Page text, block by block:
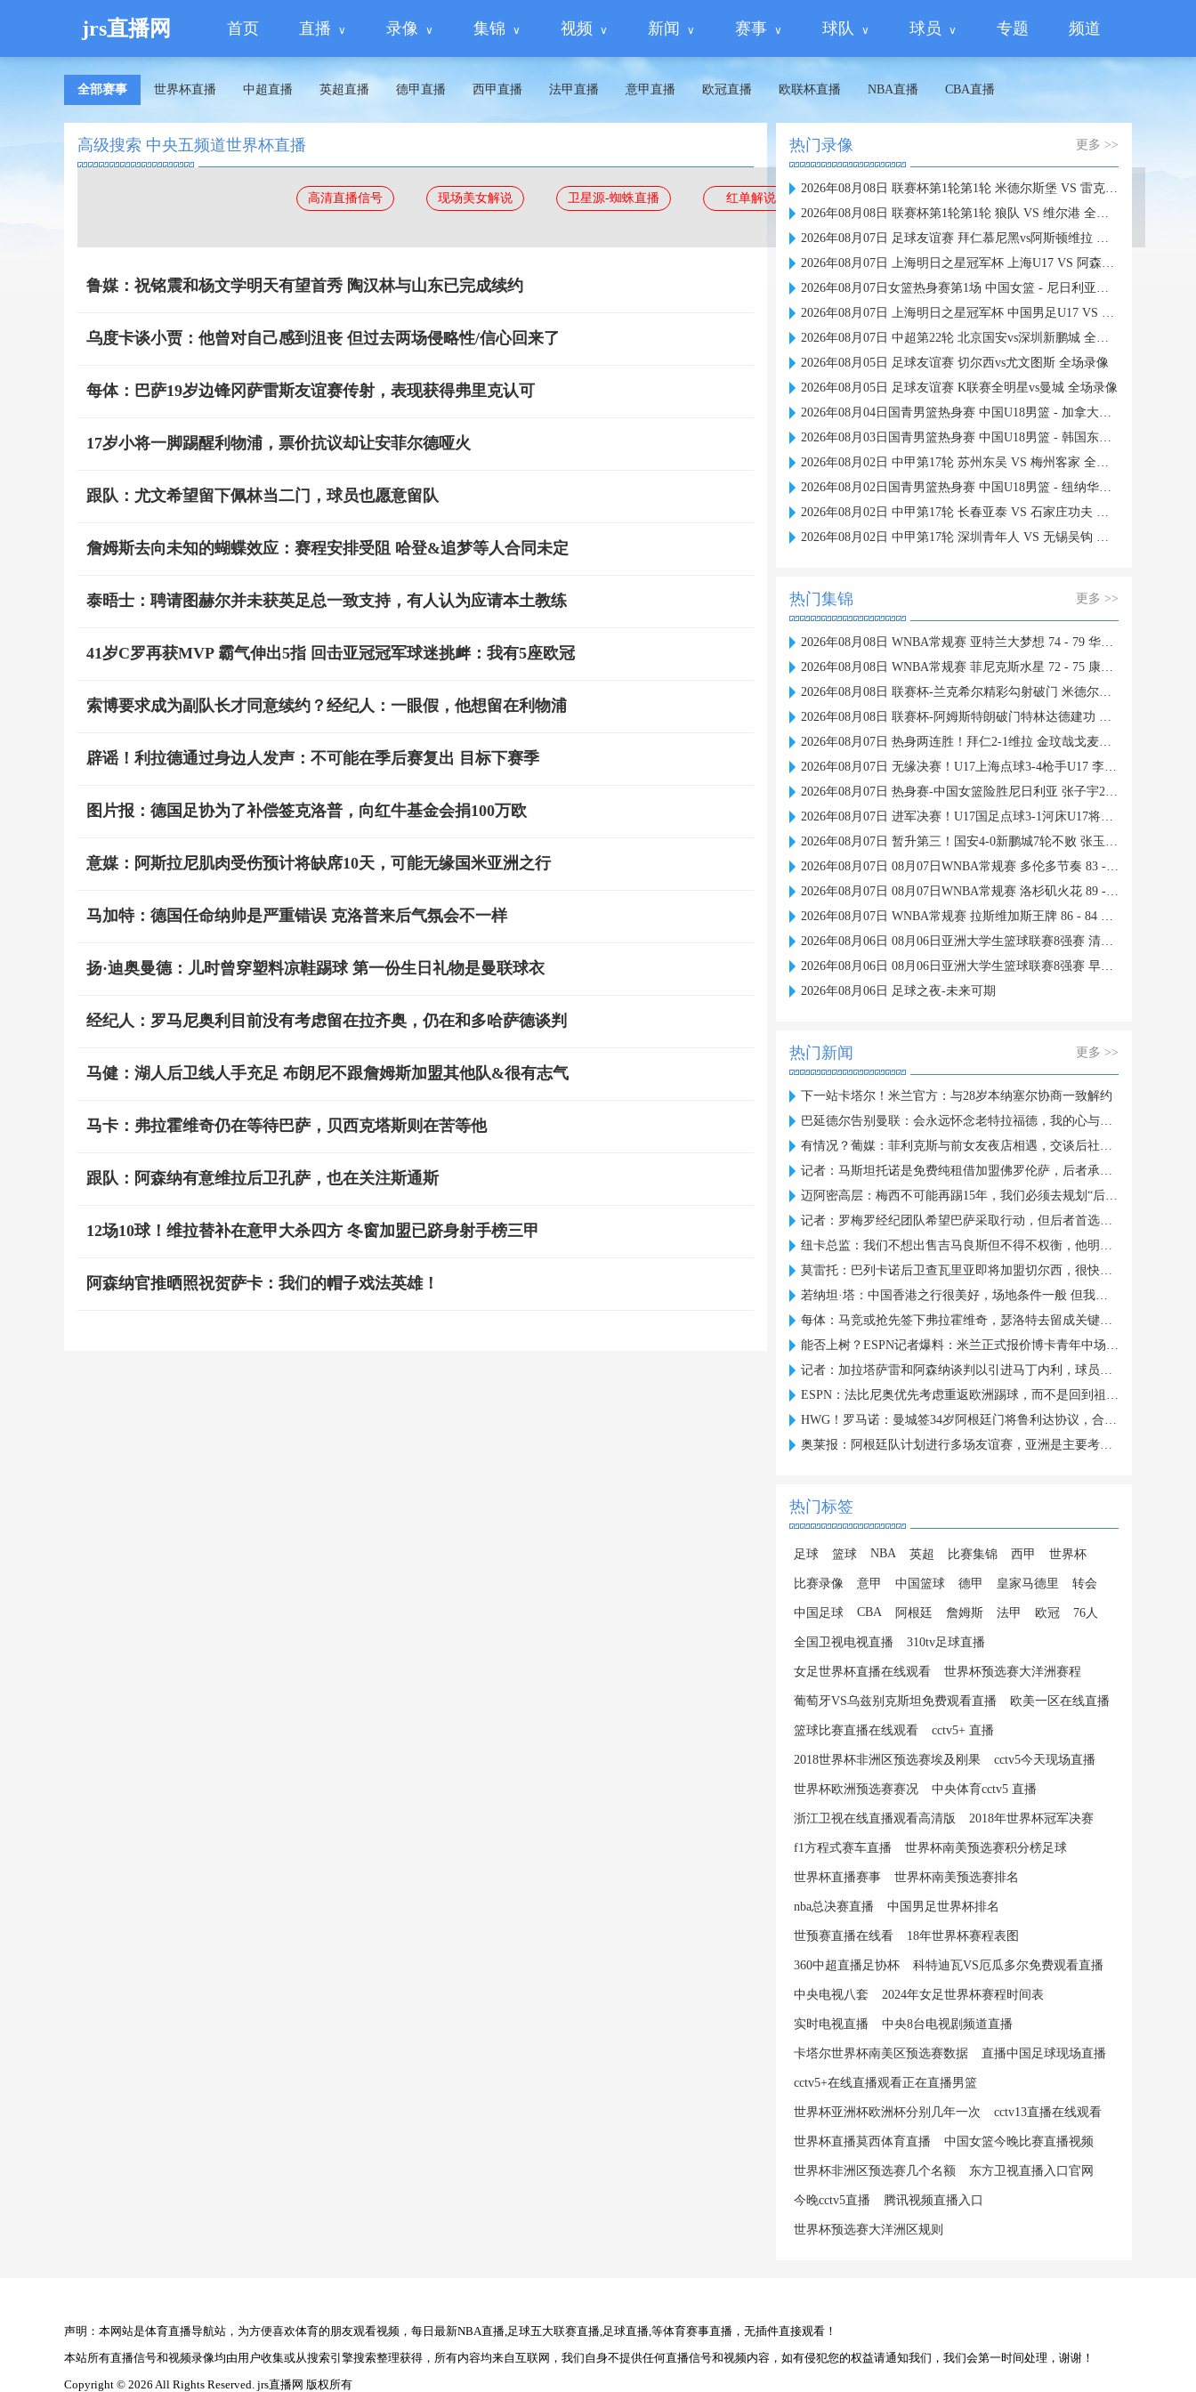
jrs直播网 首页 直播 录像 集锦 视频 新闻 赛事 球队 球员 专题 频道
全部赛事 世界杯直播 中超直播 英超直播 德甲直播 西甲直播 法甲直播 意甲直播 欧冠直播 欧联杯直播 NBA直播 CBA直播
高级搜索 中央五频道世界杯直播
高清直播信号 现场美女解说 卫星源-蜘蛛直播 红单解说 蜘蛛直播
鲁媒：祝铭震和杨文学明天有望首秀 陶汉林与山东已完成续约
乌度卡谈小贾：他曾对自己感到沮丧 但过去两场侵略性/信心回来了
每体：巴萨19岁边锋冈萨雷斯友谊赛传射，表现获得弗里克认可
17岁小将一脚踢醒利物浦，票价抗议却让安菲尔德哑火
跟队：尤文希望留下佩林当二门，球员也愿意留队
詹姆斯去向未知的蝴蝶效应：赛程安排受阻 哈登&追梦等人合同未定
泰晤士：聘请图赫尔并未获英足总一致支持，有人认为应请本土教练
41岁C罗再获MVP 霸气伸出5指 回击亚冠冠军球迷挑衅：我有5座欧冠
索博要求成为副队长才同意续约？经纪人：一眼假，他想留在利物浦
辟谣！利拉德通过身边人发声：不可能在季后赛复出 目标下赛季
图片报：德国足协为了补偿签克洛普，向红牛基金会捐100万欧
意媒：阿斯拉尼肌肉受伤预计将缺席10天，可能无缘国米亚洲之行
马加特：德国任命纳帅是严重错误 克洛普来后气氛会不一样
扬·迪奥曼德：儿时曾穿塑料凉鞋踢球 第一份生日礼物是曼联球衣
经纪人：罗马尼奥利目前没有考虑留在拉齐奥，仍在和多哈萨德谈判
马健：湖人后卫线人手充足 布朗尼不跟詹姆斯加盟其他队&很有志气
马卡：弗拉霍维奇仍在等待巴萨，贝西克塔斯则在苦等他
跟队：阿森纳有意维拉后卫孔萨，也在关注斯通斯
12场10球！维拉替补在意甲大杀四方 冬窗加盟已跻身射手榜三甲
阿森纳官推晒照祝贺萨卡：我们的帽子戏法英雄！
热门录像 更多 >>
2026年08月08日 联赛杯第1轮第1轮 米德尔斯堡 VS 雷克瑟姆 全场录像
2026年08月08日 联赛杯第1轮第1轮 狼队 VS 维尔港 全场录像
2026年08月07日 足球友谊赛 拜仁慕尼黑vs阿斯顿维拉 全场录像
2026年08月07日 上海明日之星冠军杯 上海U17 VS 阿森纳U17 全场录像
2026年08月07日女篮热身赛第1场 中国女篮 - 尼日利亚女篮 全场录像
2026年08月07日 上海明日之星冠军杯 中国男足U17 VS 河床U17 全场录像
2026年08月07日 中超第22轮 北京国安vs深圳新鹏城 全场录像
2026年08月05日 足球友谊赛 切尔西vs尤文图斯 全场录像
2026年08月05日 足球友谊赛 K联赛全明星vs曼城 全场录像
2026年08月04日国青男篮热身赛 中国U18男篮 - 加拿大大卫·安篮球学院 全场录像
2026年08月03日国青男篮热身赛 中国U18男篮 - 韩国东国大学 全场录像
2026年08月02日 中甲第17轮 苏州东吴 VS 梅州客家 全场录像
2026年08月02日国青男篮热身赛 中国U18男篮 - 纽纳华丁闪电队 全场录像
2026年08月02日 中甲第17轮 长春亚泰 VS 石家庄功夫 全场录像
2026年08月02日 中甲第17轮 深圳青年人 VS 无锡吴钩 全场录像
热门集锦 更多 >>
2026年08月08日 WNBA常规赛 亚特兰大梦想 74 - 79 华盛顿神秘人 全场集锦
2026年08月08日 WNBA常规赛 菲尼克斯水星 72 - 75 康涅狄格太阳 全场集锦
2026年08月08日 联赛杯-兰克希尔精彩勾射破门 米德尔斯堡1-0雷克瑟姆
2026年08月08日 联赛杯-阿姆斯特朗破门特林达德建功 狼队3-0维尔港
2026年08月07日 热身两连胜！拜仁2-1维拉 金玟哉戈麦斯破门迪亚斯替补建功
2026年08月07日 无缘决赛！U17上海点球3-4枪手U17 李秋甫、李文博失点王启戎扑点
2026年08月07日 热身赛-中国女篮险胜尼日利亚 张子宇24+11 杨舒予12+6
2026年08月07日 进军决赛！U17国足点球3-1河床U17将战阿森纳 江宇涵替补两扑点
2026年08月07日 暂升第三！国安4-0新鹏城7轮不败 张玉宁传射达万双响法比奥破门
2026年08月07日 08月07日WNBA常规赛 多伦多节奏 83 - 97 波特兰火焰 集锦
2026年08月07日 08月07日WNBA常规赛 洛杉矶火花 89 - 82 明尼苏达山猫 全场集锦
2026年08月07日 WNBA常规赛 拉斯维加斯王牌 86 - 84 印第安纳狂热 全场集锦
2026年08月06日 08月06日亚洲大学生篮球联赛8强赛 清华大学 85 - 81 菲律宾大学 集锦
2026年08月06日 08月06日亚洲大学生篮球联赛8强赛 早稻田大学 78 - 71 高丽大学 集锦
2026年08月06日 足球之夜-未来可期
热门新闻 更多 >>
下一站卡塔尔！米兰官方：与28岁本纳塞尔协商一致解约
巴延德尔告别曼联：会永远怀念老特拉福德，我的心与你们同在
有情况？葡媒：菲利克斯与前女友夜店相遇，交谈后社媒再次互关
记者：马斯坦托诺是免费纯租借加盟佛罗伦萨，后者承担全额薪水
迈阿密高层：梅西不可能再踢15年，我们必须去规划“后梅西时代”
记者：罗梅罗经纪团队希望巴萨采取行动，但后者首选引进罗德里
纽卡总监：我们不想出售吉马良斯但不得不权衡，他明确说出了意愿
莫雷托：巴列卡诺后卫查瓦里亚即将加盟切尔西，很快就会官方宣布
若纳坦·塔：中国香港之行很美好，场地条件一般 但我们踢得不错
每体：马竞或抢先签下弗拉霍维奇，瑟洛特去留成关键变量
能否上树？ESPN记者爆料：米兰正式报价博卡青年中场帕雷德斯
记者：加拉塔萨雷和阿森纳谈判以引进马丁内利，球员合同明夏到期
ESPN：法比尼奥优先考虑重返欧洲踢球，而不是回到祖国巴西
HWG！罗马诺：曼城签34岁阿根廷门将鲁利达协议，合同2+1
奥莱报：阿根廷队计划进行多场友谊赛，亚洲是主要考虑的目的地
热门标签
足球 篮球 NBA 英超 比赛集锦 西甲 世界杯
比赛录像 意甲 中国篮球 德甲 皇家马德里 转会
中国足球 CBA 阿根廷 詹姆斯 法甲 欧冠 76人
全国卫视电视直播 310tv足球直播
女足世界杯直播在线观看 世界杯预选赛大洋洲赛程
葡萄牙VS乌兹别克斯坦免费观看直播 欧美一区在线直播
篮球比赛直播在线观看 cctv5+ 直播
2018世界杯非洲区预选赛埃及刚果 cctv5今天现场直播
世界杯欧洲预选赛赛况 中央体育cctv5 直播
浙江卫视在线直播观看高清版 2018年世界杯冠军决赛
f1方程式赛车直播 世界杯南美预选赛积分榜足球
世界杯直播赛事 世界杯南美预选赛排名
nba总决赛直播 中国男足世界杯排名
世预赛直播在线看 18年世界杯赛程表图
360中超直播足协杯 科特迪瓦VS厄瓜多尔免费观看直播
中央电视八套 2024年女足世界杯赛程时间表
实时电视直播 中央8台电视剧频道直播
卡塔尔世界杯南美区预选赛数据 直播中国足球现场直播
cctv5+在线直播观看正在直播男篮
世界杯亚洲杯欧洲杯分别几年一次 cctv13直播在线观看
世界杯直播莫西体育直播 中国女篮今晚比赛直播视频
世界杯非洲区预选赛几个名额 东方卫视直播入口官网
今晚cctv5直播 腾讯视频直播入口
世界杯预选赛大洋洲区规则
声明：本网站是体育直播导航站，为方便喜欢体育的朋友观看视频，每日最新NBA直播,足球五大联赛直播,足球直播,等体育赛事直播，无插件直接观看！
本站所有直播信号和视频录像均由用户收集或从搜索引擎搜索整理获得，所有内容均来自互联网，我们自身不提供任何直播信号和视频内容，如有侵犯您的权益请通知我们，我们会第一时间处理，谢谢！
Copyright © 2026 All Rights Reserved. jrs直播网 版权所有